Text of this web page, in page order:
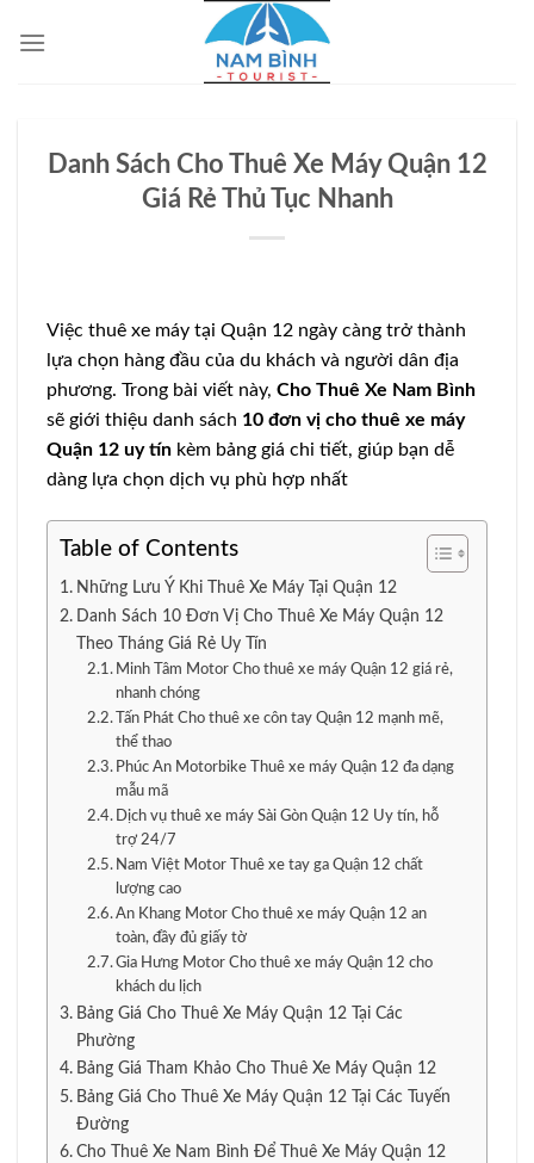
qua
Danh Sách Cho Thuê Xe Máy Quận 12
Giá Rẻ Thủ Tục Nhanh
Việc thuê xe máy tại Quận 12 ngày càng trở thành
lựa chọn hàng đầu của du khách và người dân địa
phương. Trong bài viết này, Cho Thuê Xe Nam Bình
sẽ giới thiệu danh sách 10 đơn vị cho thuê xe máy
Quận 12 uy tín kèm bảng giá chi tiết, giúp bạn dễ
dàng lựa chọn dịch vụ phù hợp nhất
Table of Contents
Những Lưu Ý Khi Thuê Xe Máy Tại Quận 12
Danh Sách 10 Đơn Vị Cho Thuê Xe Máy Quận 12
Theo Tháng Giá Rẻ Uy Tín
Minh Tâm Motor Cho thuê xe máy Quận 12 giá rẻ,
nhanh chóng
Tấn Phát Cho thuê xe côn tay Quận 12 mạnh mẽ,
thể thao
Phúc An Motorbike Thuê xe máy Quận 12 đa dạng
mẫu mã
Dịch vụ thuê xe máy Sài Gòn Quận 12 Uy tín, hỗ
trợ 24/7
Nam Việt Motor Thuê xe tay ga Quận 12 chất
lượng cao
An Khang Motor Cho thuê xe máy Quận 12 an
toàn, đầy đủ giấy tờ
Gia Hưng Motor Cho thuê xe máy Quận 12 cho
khách du lịch
Bảng Giá Cho Thuê Xe Máy Quận 12 Tại Các
Phường
Bảng Giá Tham Khảo Cho Thuê Xe Máy Quận 12
Bảng Giá Cho Thuê Xe Máy Quận 12 Tại Các Tuyến
Đường
Cho Thuê Xe Nam Bình Để Thuê Xe Máy Quận 12